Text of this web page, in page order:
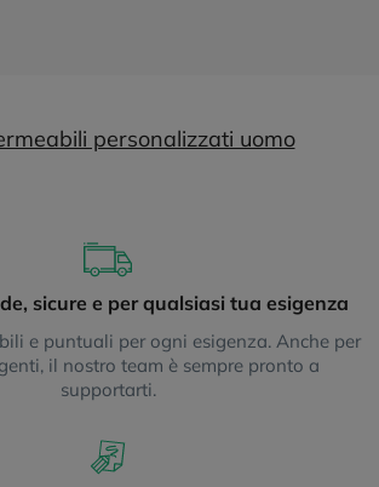
personalizzati uomo
sicure e per qualsiasi tua esigenza
e puntuali per ogni esigenza. Anche per
il nostro team è sempre pronto a
supportarti.